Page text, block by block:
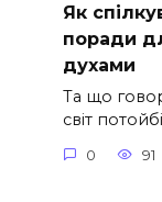
Як
поради
духами
Та що
світ
0 91